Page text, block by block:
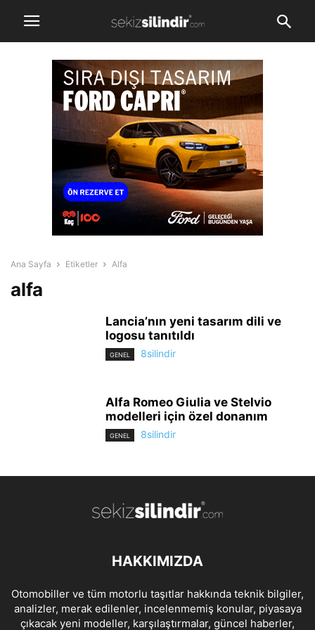
Ana Sayfa Etiketler Alfa
alfa
Lancia’nın yeni tasarım dili ve
logosu tanıtıldı
GENEL 8silindir
Alfa Romeo Giulia ve Stelvio
modelleri için özel donanım
GENEL 8silindir
HAKKIMIZDA
Otomobiller ve tüm motorlu taşıtlar hakkında teknik bilgiler,
analizler, merak edilenler, incelenmemiş konular, piyasaya
çıkacak yeni modeller, karşılaştırmalar, güncel haberler,